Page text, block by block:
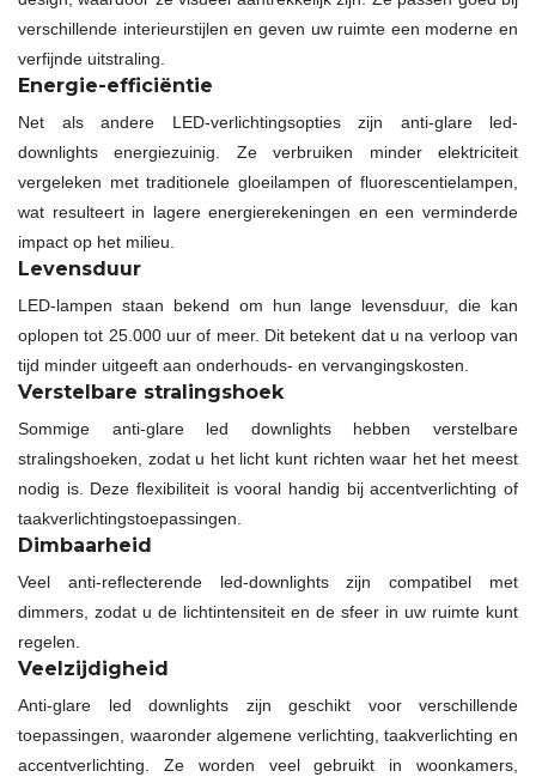
verschillende interieurstijlen en geven uw ruimte een moderne en
verfijnde uitstraling.
Energie-efficiëntie
Net als andere LED-verlichtingsopties zijn anti-glare led-
downlights energiezuinig. Ze verbruiken minder elektriciteit
vergeleken met traditionele gloeilampen of fluorescentielampen,
wat resulteert in lagere energierekeningen en een verminderde
impact op het milieu.
Levensduur
LED-lampen staan bekend om hun lange levensduur, die kan
oplopen tot 25.000 uur of meer. Dit betekent dat u na verloop van
tijd minder uitgeeft aan onderhouds- en vervangingskosten.
Verstelbare stralingshoek
Sommige anti-glare led downlights hebben verstelbare
stralingshoeken, zodat u het licht kunt richten waar het het meest
nodig is. Deze flexibiliteit is vooral handig bij accentverlichting of
taakverlichtingstoepassingen.
Dimbaarheid
Veel anti-reflecterende led-downlights zijn compatibel met
dimmers, zodat u de lichtintensiteit en de sfeer in uw ruimte kunt
regelen.
Veelzijdigheid
Anti-glare led downlights zijn geschikt voor verschillende
toepassingen, waaronder algemene verlichting, taakverlichting en
accentverlichting. Ze worden veel gebruikt in woonkamers,